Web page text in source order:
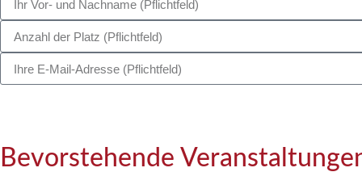
Bevorstehende